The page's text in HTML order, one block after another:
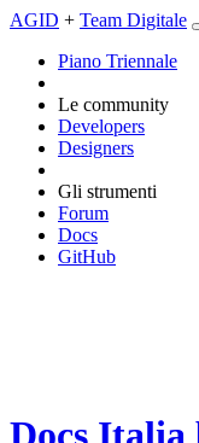
AGID + Team Digitale
Piano Triennale
Le community
Developers
Designers
Gli strumenti
Forum
Docs
GitHub
Docs Italia